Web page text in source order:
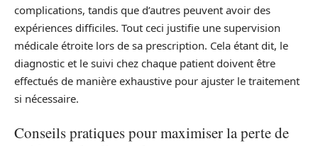
complications, tandis que d’autres peuvent avoir des
expériences difficiles. Tout ceci justifie une supervision
médicale étroite lors de sa prescription. Cela étant dit, le
diagnostic et le suivi chez chaque patient doivent être
effectués de manière exhaustive pour ajuster le traitement
si nécessaire.
Conseils pratiques pour maximiser la perte de